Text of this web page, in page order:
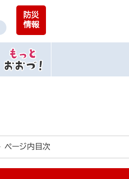
防災
情報
ページ内目次